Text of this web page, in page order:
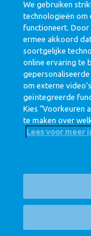
We gebruiken
technologieën om
functioneert. Door
ermee akkoord
soortgelijke
online ervaring te
om externe
geïntegreerde
Kies “Voorkeuren
te maken over
Lees voor meer